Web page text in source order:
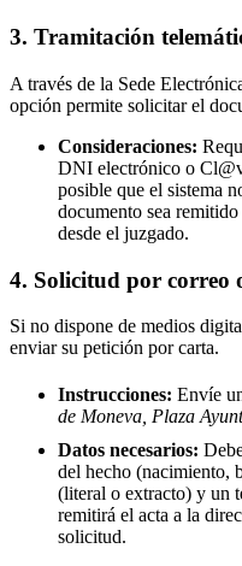
3. Tramitación
A través de la Sede
opción permite solicitar el
Consideraciones:
DNI electrónico o
posible que el sistema
documento sea
desde el juzgado.
4. Solicitud por correo
Si no dispone de medios
enviar su petición por carta.
Instrucciones: Envíe
de Moneva, Plaza
Datos necesarios:
del hecho (nacimiento,
(literal o extracto) y un
remitirá el acta a la
solicitud.